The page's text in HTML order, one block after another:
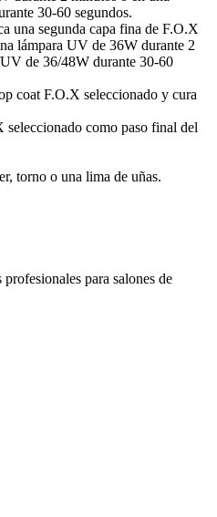
30-60 segundos.
una segunda capa fina de F.O.X
lámpara UV de 36W durante 2
de 36/48W durante 30-60
coat F.O.X seleccionado y cura
como paso final del
torno o una lima de uñas.
para salones de